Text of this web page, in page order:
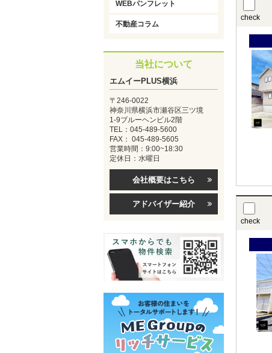
check
check
WEBパンフレット
不動産コラム
当社について
エムイーPLUS横浜
〒246-0022
神奈川県横浜市瀬谷区三ツ境
1-9ブルーヘンビル2階
TEL：045-489-5600
FAX： 045-489-5605
営業時間：9:00~18:30
定休日：水曜日
会社概要はこちら
アドバイザー紹介